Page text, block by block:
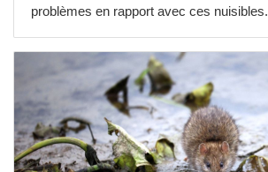
problèmes en rapport avec ces nuisibles.